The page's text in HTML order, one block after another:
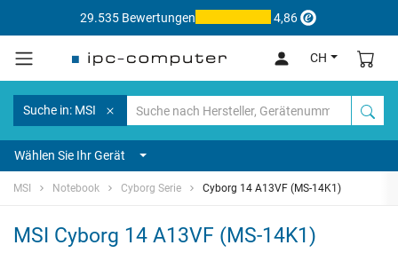
29.535 Bewertungen 4,86
CH
Suche in: MSI
Wählen Sie Ihr Gerät
MSI Notebook Cyborg Serie Cyborg 14 A13VF (MS-14K1)
MSI Cyborg 14 A13VF (MS-14K1)